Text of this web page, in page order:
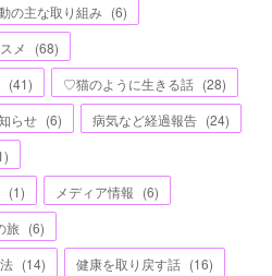
の主な取り組み (6)
メ
(68)
(41) ♡猫のように生きる話 (28)
らせ (6) 病気など経過報告 (24)
)
(1) メディア情報 (6)
旅 (6)
(14) 健康を取り戻す話 (16)